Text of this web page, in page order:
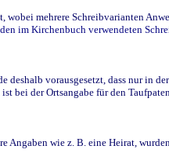
mehrere Schreibvarianten
im Kirchenbuch verwendeten
vorausgesetzt, dass nur
der Ortsangabe für den
wie z. B. eine Heirat,